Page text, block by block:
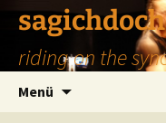
Zum
Inhalt
springen
riding on the
Menü